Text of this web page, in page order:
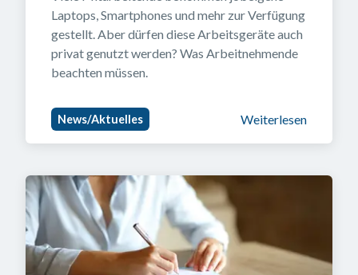
Laptops, Smartphones und mehr zur Verfügung
gestellt. Aber dürfen diese Arbeitsgeräte auch
privat genutzt werden? Was Arbeitnehmende
beachten müssen.
News/Aktuelles Weiterlesen